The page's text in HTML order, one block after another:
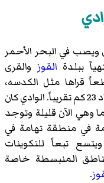
من 100 كم بقليل ويصب في البحر الأحمر
ببلدة القوز والقرى
قراها مثل الكدسه،
السادة النوري، عنيكر والجميعات بامتداد 23 كم تقريباً. الوادي كان
وهي الآن قليلة وتوجد
في منطقة تهامة في
تبعاً للتكوينات
المنبسطة خاصة
.